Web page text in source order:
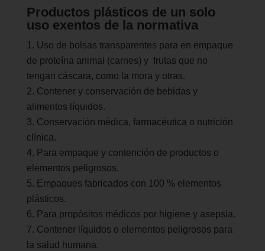
Productos plásticos de un solo
uso exentos de la normativa
Uso de bolsas transparentes para en empaque
de proteína animal (carnes) y frutas que no
tengan cáscara, como la mora y otras.
Contener y conservación de bebidas y
alimentos líquidos.
Conservación médica, farmacéutica o nutrición
clínica.
Para empaque y contención de productos o
elementos peligrosos.
Empaques fabricados con 100 % elementos
plásticos.
Para propósitos médicos por higiene y asepsia.
Contener líquidos o elementos peligrosos para
la salud humana.